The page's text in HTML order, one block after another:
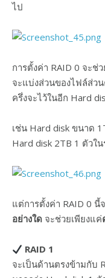
ไป
การตั้งค่า RAID 0 จะช่
จะแบ่งส่วนของไฟล์ส่ว
ครึ่งจะไว้ในอีก Hard
เช่น Hard disk ขนาด
Hard disk 2TB 1 ตัวใ
แต่การตั้งค่า RAID 0 นี้
อย่างใด จะช่วยเพียงแค่
RAID 1
จะเป็นด้านตรงข้ามกับ